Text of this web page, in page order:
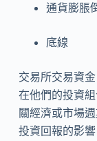
通貨膨脹
底線
交易所交易資
在他們的投資
關經濟或市場
投資回報的影